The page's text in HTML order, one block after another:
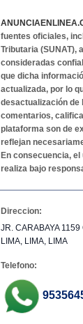
fuentes oficiales,
Tributaria (SUNAT),
consideradas
que dicha
actualizada, por lo
desactualización de
comentarios,
plataforma son de
reflejan
En consecuencia,
realiza bajo
Direccion:
JR. CARABAYA
LIMA, LIMA, LIMA
Telefono: